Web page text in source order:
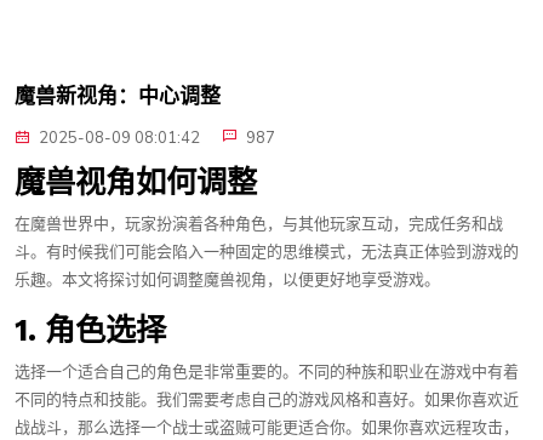
魔兽新视角：中心调整
2025-08-09 08:01:42 987
魔兽视角如何调整
在魔兽世界中，玩家扮演着各种角色，与其他玩家互动，完成任务和战
斗。有时候我们可能会陷入一种固定的思维模式，无法真正体验到游戏的
乐趣。本文将探讨如何调整魔兽视角，以便更好地享受游戏。
1. 角色选择
选择一个适合自己的角色是非常重要的。不同的种族和职业在游戏中有着
不同的特点和技能。我们需要考虑自己的游戏风格和喜好。如果你喜欢近
战战斗，那么选择一个战士或盗贼可能更适合你。如果你喜欢远程攻击，